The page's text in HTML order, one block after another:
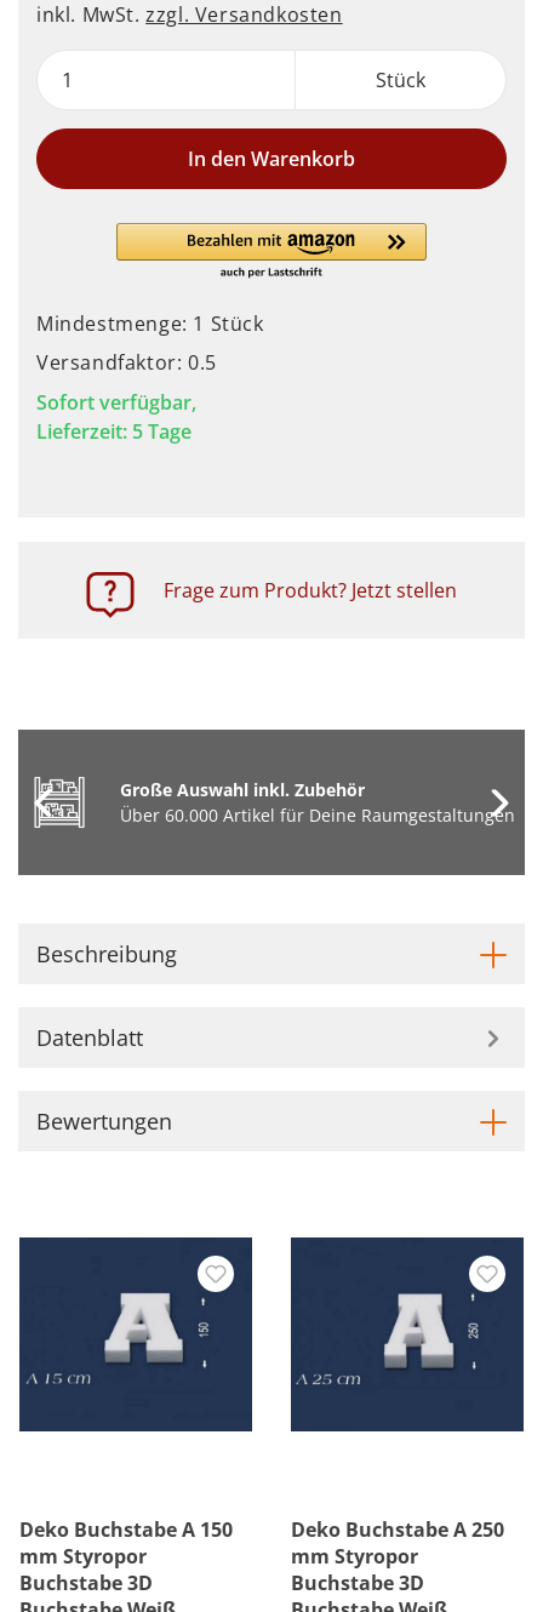
inkl. MwSt.zzgl. Versandkosten
Stück
In den Warenkorb
Mindestmenge: 1 Stück
Versandfaktor: 0.5
Sofort verfügbar,
Lieferzeit: 5 Tage
Frage zum Produkt? Jetzt stellen
Große Auswahl inkl. Zubehör
Über 60.000 Artikel für Deine Raumgestaltungen
Beschreibung
Datenblatt
Bewertungen
Deko Buchstabe A 150
mm Styropor
Buchstabe 3D
Deko Buchstabe A 250
mm Styropor
Buchstabe 3D